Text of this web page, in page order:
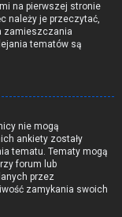
na pierwszej stronie
należy je przeczytać,
zamieszczania
tematów są
nie mogą
ankiety zostały
tematu. Tematy mogą
forum lub
przez
zamykania swoich